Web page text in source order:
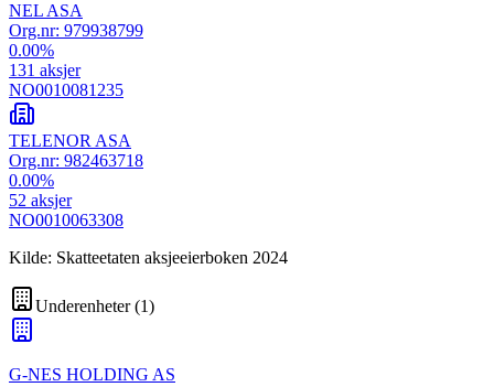
NEL ASA
Org.nr: 979938799
0.00%
131 aksjer
NO0010081235
TELENOR ASA
Org.nr: 982463718
0.00%
52 aksjer
NO0010063308
Kilde: Skatteetaten aksjeeierboken 2024
Underenheter(1)
G-NES HOLDING AS